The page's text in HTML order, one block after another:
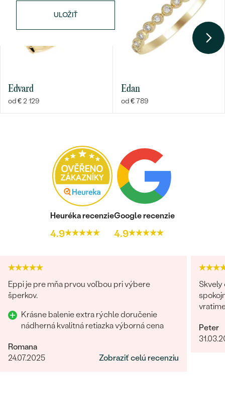
ULOŽIŤ
Edvard
od € 2 129
Edan
od € 789
Heuréka recenzie
4.9
Google recenzie
4.9
Eppi je pre mňa prvou voľbou pri výbere
šperkov.
Krásne balenie extra rýchle doručenie
nádherná kvalitná retiazka výborná cena
Romana
24.07.2025
Zobraziť celú recenziu
Peter